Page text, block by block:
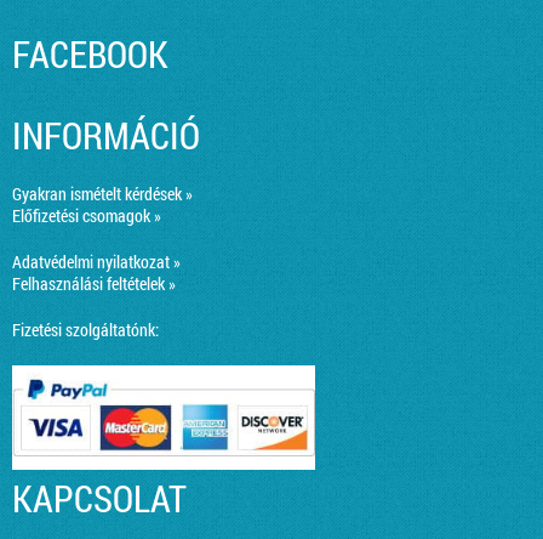
FACEBOOK
INFORMÁCIÓ
Gyakran ismételt kérdések »
Előfizetési csomagok »
Adatvédelmi nyilatkozat »
Felhasználási feltételek »
Fizetési szolgáltatónk:
KAPCSOLAT